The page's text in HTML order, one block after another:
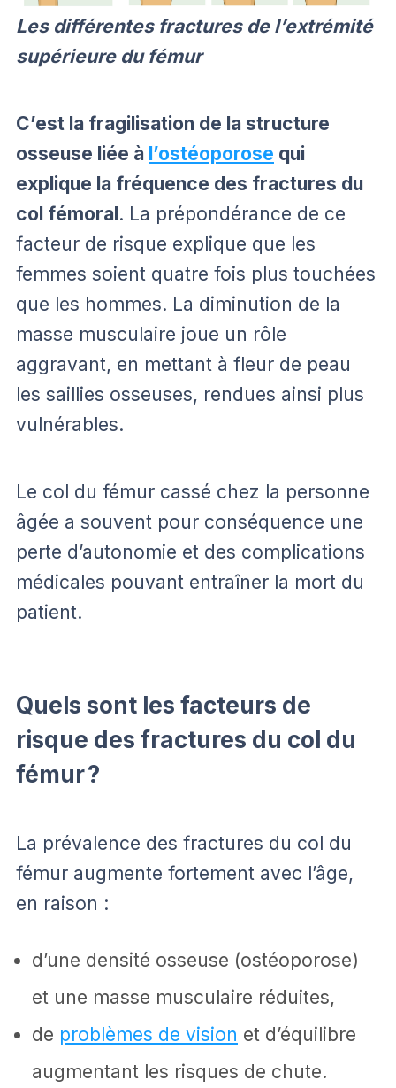
Les différentes fractures de l’extrémité
supérieure du fémur
C’est la fragilisation de la structure
osseuse liée à l’ostéoporose qui
explique la fréquence des fractures du
col fémoral. La prépondérance de ce
facteur de risque explique que les
femmes soient quatre fois plus touchées
que les hommes. La diminution de la
masse musculaire joue un rôle
aggravant, en mettant à fleur de peau
les saillies osseuses, rendues ainsi plus
vulnérables.
Le col du fémur cassé chez la personne
âgée a souvent pour conséquence une
perte d’autonomie et des complications
médicales pouvant entraîner la mort du
patient.
Quels sont les facteurs de
risque des fractures du col du
fémur ?
La prévalence des fractures du col du
fémur augmente fortement avec l’âge,
en raison :
d’une densité osseuse (ostéoporose)
et une masse musculaire réduites,
de problèmes de vision et d’équilibre
augmentant les risques de chute.